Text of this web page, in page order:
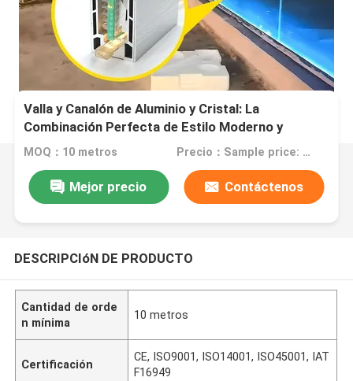
Valla y Canalón de Aluminio y Cristal: La
Combinación Perfecta de Estilo Moderno y
Seguridad
MOQ：10 metros Precio：Sample price: $100.00/meter
Mejor precio Contáctenos
DESCRIPCIóN DE PRODUCTO
Cantidad de orde
n mínima
10 metros
Certificación
CE, ISO9001, ISO14001, ISO45001, IAT
F16949